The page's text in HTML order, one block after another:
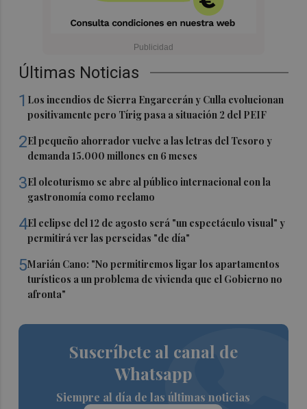
Últimas Noticias
1 Los incendios de Sierra Engarcerán y Culla evolucionan
positivamente pero Tírig pasa a situación 2 del PEIF
2El pequeño ahorrador vuelve a las letras del Tesoro y
demanda 15.000 millones en 6 meses
3El oleoturismo se abre al público internacional con la
gastronomía como reclamo
4El eclipse del 12 de agosto será "un espectáculo visual" y
permitirá ver las perseidas "de día"
5Marián Cano: "No permitiremos ligar los apartamentos
turísticos a un problema de vivienda que el Gobierno no
afronta"
Suscríbete al canal de
Whatsapp
Siempre al día de las últimas noticias